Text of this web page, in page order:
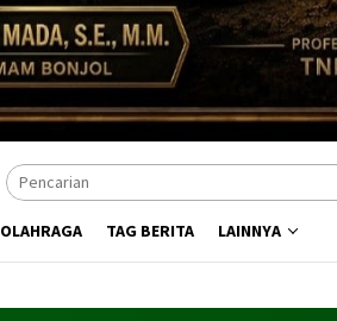
OLAHRAGA TAG BERITA LAINNYA